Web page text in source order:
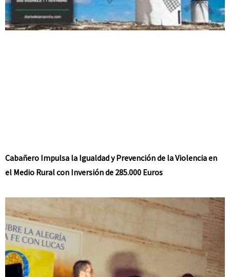
Cabañero Impulsa la Igualdad y Prevención de la Violencia en
el Medio Rural con Inversión de 285.000 Euros